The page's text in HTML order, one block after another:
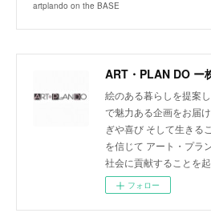
artplando on the BASE
絵のある暮らしを提案
で魅力ある企画をお届
ぎや喜び そして生きる
を信じて アート・プラ
社会に貢献することを
フォロー